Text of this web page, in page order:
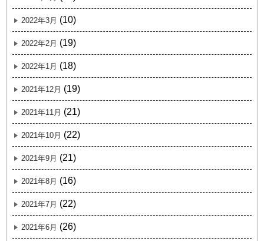
2022年3月 (10)
2022年2月 (19)
2022年1月 (18)
2021年12月 (19)
2021年11月 (21)
2021年10月 (22)
2021年9月 (21)
2021年8月 (16)
2021年7月 (22)
2021年6月 (26)